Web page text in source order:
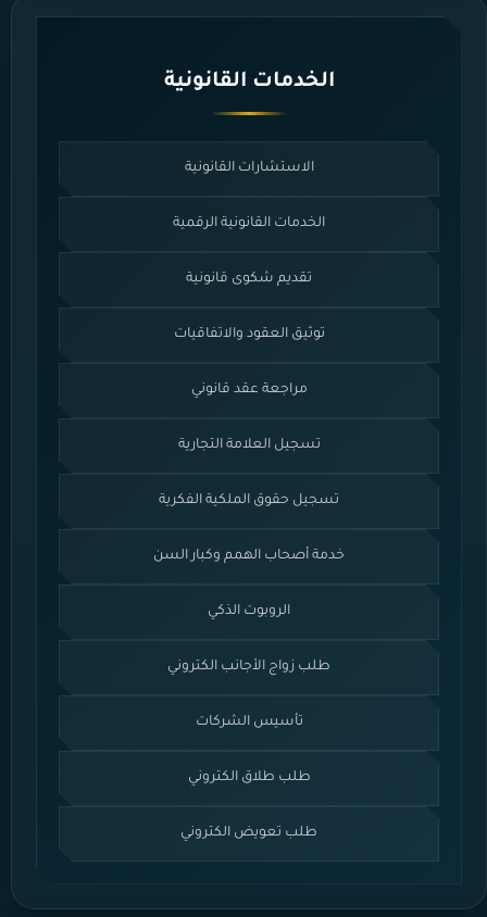
الخدمات القانونية
الاستشارات القانونية
الخدمات القانونية الرقمية
تقديم شكوى قانونية
توثيق العقود والاتفاقيات
مراجعة عقد قانوني
تسجيل العلامة التجارية
تسجيل حقوق الملكية الفكرية
خدمة أصحاب الهمم وكبار السن
الروبوت الذكي
طلب زواج الأجانب الكتروني
تأسيس الشركات
طلب طلاق الكتروني
طلب تعويض الكتروني